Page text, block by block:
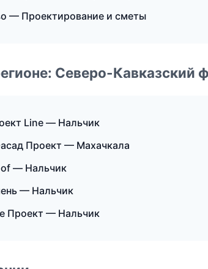
— Проектирование и сметы
Северо-Кавказский
Line — Нальчик
Проект — Махачкала
— Нальчик
— Нальчик
Проект — Нальчик